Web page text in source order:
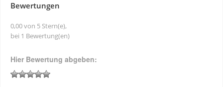
Bewertungen
0,00 von 5 Stern(e),
bei 1 Bewertung(en)
Hier Bewertung abgeben: